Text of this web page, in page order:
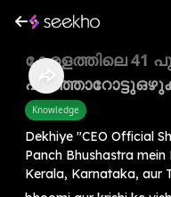
കേരളത്തിലെ
Knowledge
Dekhiye "CEO Official
Panch Bhushastra
Kerala, Karnataka, aur